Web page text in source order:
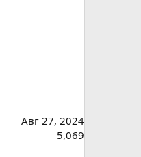
Авг 27, 2024
5,069